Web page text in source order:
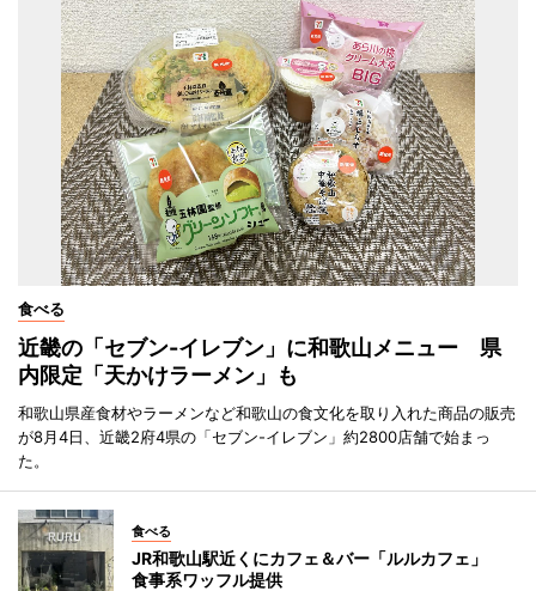
食べる
近畿の「セブン-イレブン」に和歌山メニュー 県
内限定「天かけラーメン」も
和歌山県産食材やラーメンなど和歌山の食文化を取り入れた商品の販売
が8月4日、近畿2府4県の「セブン-イレブン」約2800店舗で始まっ
た。
食べる
JR和歌山駅近くにカフェ＆バー「ルルカフェ」
食事系ワッフル提供